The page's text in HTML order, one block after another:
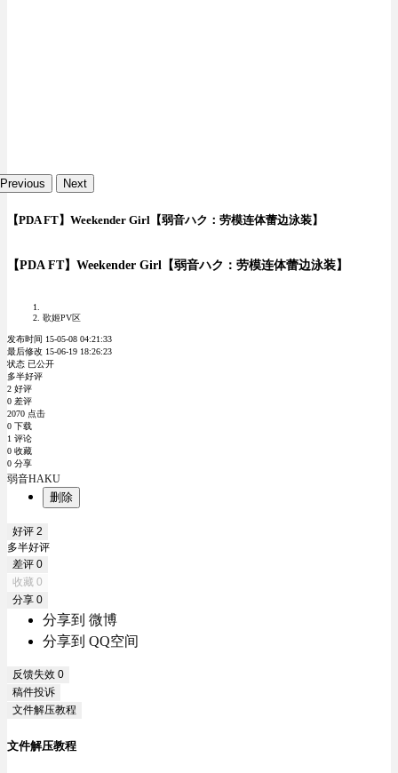
Previous Next
【PDA FT】Weekender Girl【弱音ハク：劳模连体蕾边泳装】
【PDA FT】Weekender Girl【弱音ハク：劳模连体蕾边泳装】
歌姬PV区
发布时间 15-05-08 04:21:33
最后修改 15-06-19 18:26:23
状态 已公开
多半好评
2 好评
0 差评
2070 点击
0 下载
1 评论
0 收藏
0 分享
弱音HAKU
删除
好评 2
多半好评
差评 0
收藏 0
分享 0
分享到 微博
分享到 QQ空间
反馈失效 0
稿件投诉
文件解压教程
文件解压教程